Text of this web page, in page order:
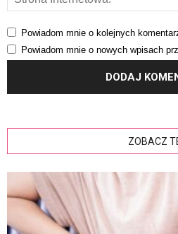
Powiadom mnie o kolejnych
Powiadom mnie o nowych wpisach
ZOBACZ